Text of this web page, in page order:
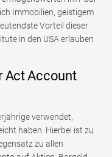
Immobilien, geistigem
Vorteil dieser
in den USA erlauben
Act Account
verwendet,
haben. Hierbei ist zu
zu allen